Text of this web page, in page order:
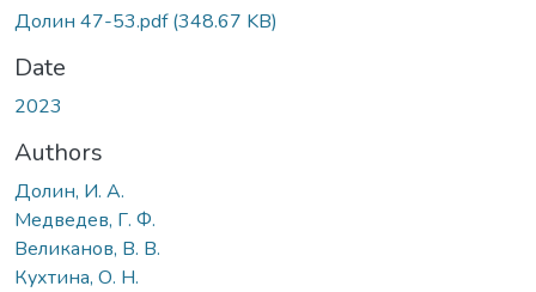
Долин 47-53.pdf(348.67 KB)
Date
2023
Authors
Долин, И. А.
Медведев, Г. Ф.
Великанов, В. В.
Кухтина, О. Н.